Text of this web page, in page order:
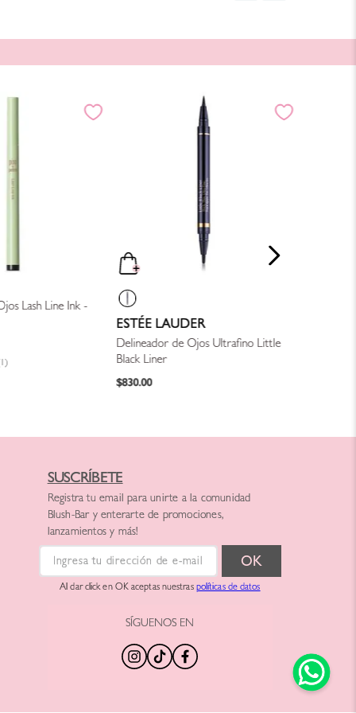
Lash Line Ink -
ESTÉE LAUDER
Delineador de Ojos Ultrafino Little
Black Liner
$830.00
SUSCRÍBETE
Registra tu email para unirte a la comunidad
Blush-Bar y enterarte de promociones,
lanzamientos y más!
Al dar click en OK aceptas nuestras políticas de datos
SÍGUENOS EN